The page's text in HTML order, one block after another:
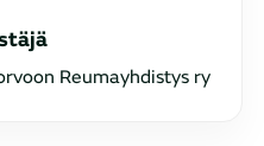
Reumayhdistys ry